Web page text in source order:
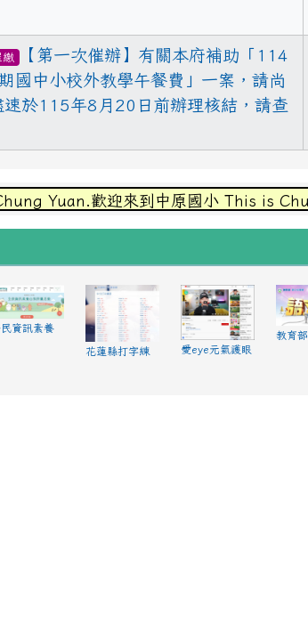
繳
【第一次催辦】有關本府補助「114
國中小校外教學午餐費」一案，請尚
速於115年8月20日前辦理核結，請查
Yuan.歡迎來到中原國小 This is
資訊素養
花蓮縣打字練
愛eye元氣護眼
教育